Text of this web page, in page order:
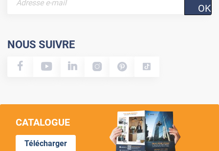
OK
NOUS SUIVRE
CATALOGUE
Télécharger